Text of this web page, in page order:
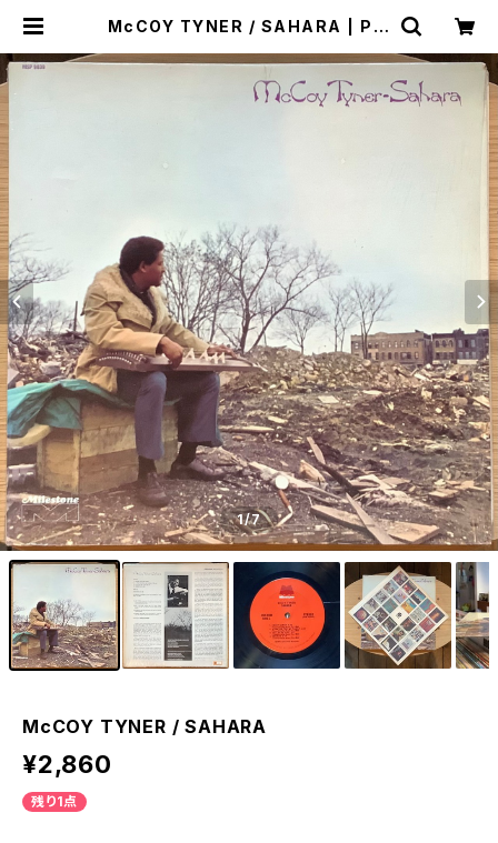
McCOY TYNER / SAHARA | Pla
1/7
McCOY TYNER / SAHARA
¥2,860
残り1点